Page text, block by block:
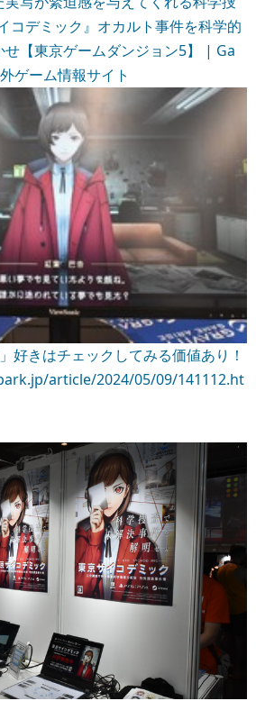
コデミック』オカルト事件を科学的
せ【東京ゲームダンジョン5】 | Ga
ゲーム情報サイト
好きはチェックしてみる価値あり！
article/2024/05/09/141112.ht